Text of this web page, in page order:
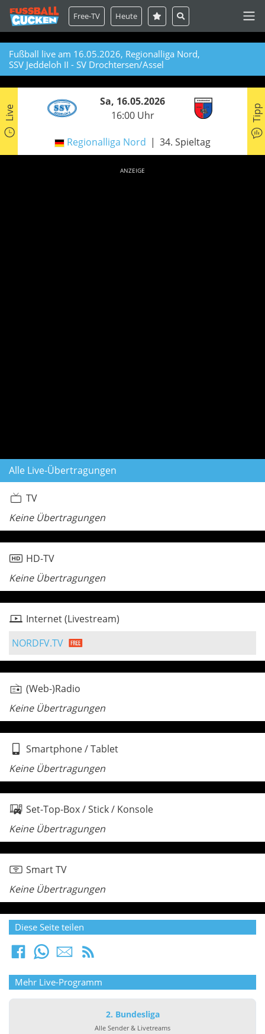
Free-TV Heute
Fußball live am 16.05.2026, Regionalliga Nord,
SSV Jeddeloh II - SV Drochtersen/Assel
Live
Sa, 16.05.2026
16:00 Uhr
Regionalliga Nord 34. Spieltag
Tipp
ANZEIGE
Alle Live-Übertragungen
TV
Keine Übertragungen
HD-TV
Keine Übertragungen
Internet (Livestream)
NORDFV.TV
(Web-)Radio
Keine Übertragungen
Smartphone / Tablet
Keine Übertragungen
Set-Top-Box / Stick / Konsole
Keine Übertragungen
Smart TV
Keine Übertragungen
Diese Seite teilen
Mehr Live-Programm
2. Bundesliga
Alle Sender & Livetreams